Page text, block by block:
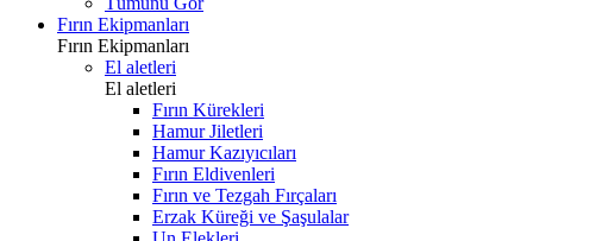
Fırın Ekipmanları
Fırın Ekipmanları
El aletleri
El aletleri
Fırın Kürekleri
Hamur Jiletleri
Hamur Kazıyıcıları
Fırın Eldivenleri
Fırın ve Tezgah Fırçaları
Erzak Küreği ve Şaşulalar